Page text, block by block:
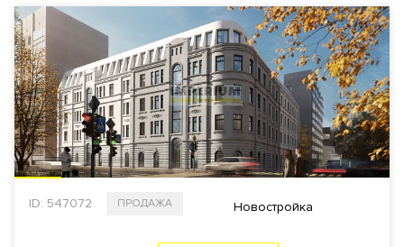
ID: 547072 ПРОДАЖА Новостройка